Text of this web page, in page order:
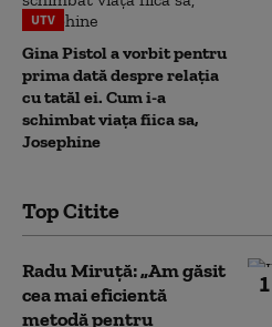
UTV
Gina Pistol a vorbit pentru
prima dată despre relația
cu tatăl ei. Cum i-a
schimbat viața fiica sa,
Josephine
Top Citite
1
Radu Miruță: „Am găsit
cea mai eficientă
metodă pentru